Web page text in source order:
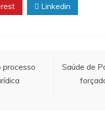
Linkedin
processo
Saúde de
investigado pela